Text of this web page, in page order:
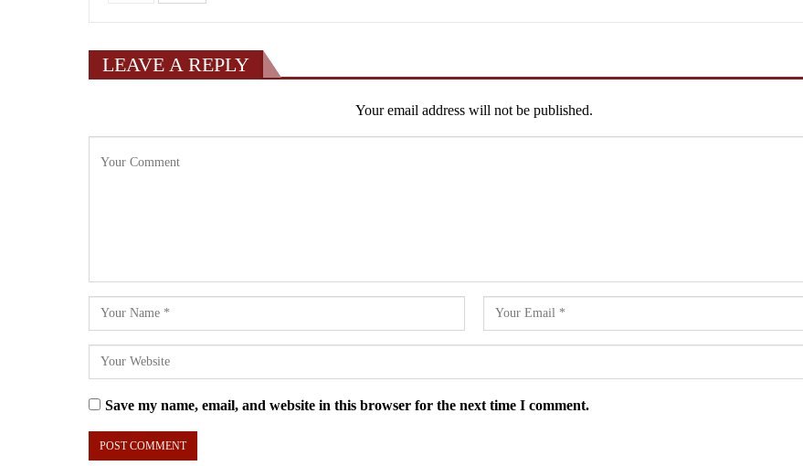
LEAVE A REPLY
Your email address will not be published.
Save my name, email, and website in this browser for the next time I comment.